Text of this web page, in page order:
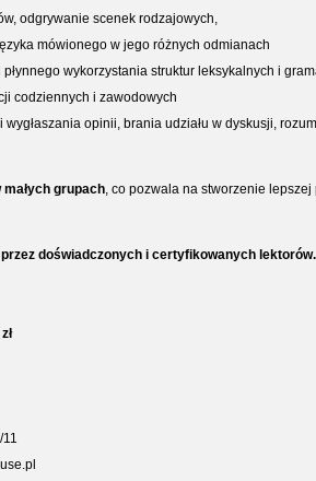
odgrywanie scenek rodzajowych,
mówionego w jego różnych odmianach
wykorzystania struktur leksykalnych i
codziennych i zawodowych
opinii, brania udziału w dyskusji,
grupach, co pozwala na stworzenie
doświadczonych i certyfikowanych lektorów.